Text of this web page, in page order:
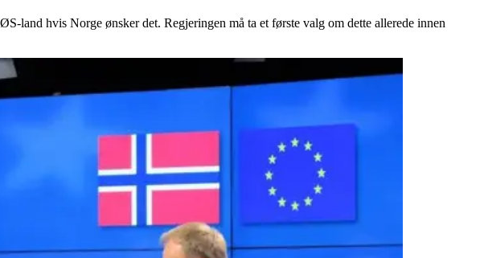
land hvis Norge ønsker det. Regjeringen må ta et første valg om dette allerede innen